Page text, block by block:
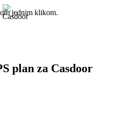
plan za Casdoor